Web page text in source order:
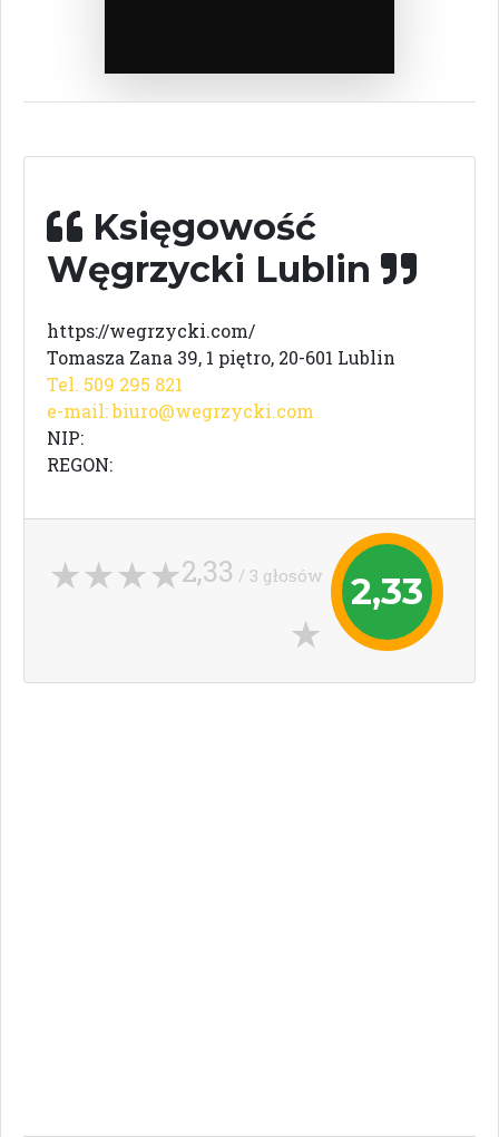
Księgowość
Węgrzycki Lublin
https://wegrzycki.com/
Tomasza Zana 39, 1 piętro, 20-601 Lublin
Tel. 509 295 821
e-mail:biuro@wegrzycki.com
NIP:
REGON:
2,33
2,33 / 3 głosów